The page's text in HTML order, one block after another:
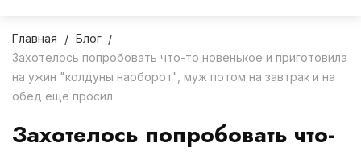
Главная
Блог
Захотелось попробовать что-то новенькое и приготовила
на ужин "колдуны наоборот", муж потом на завтрак и на
обед еще просил
Захотелось попробовать что-